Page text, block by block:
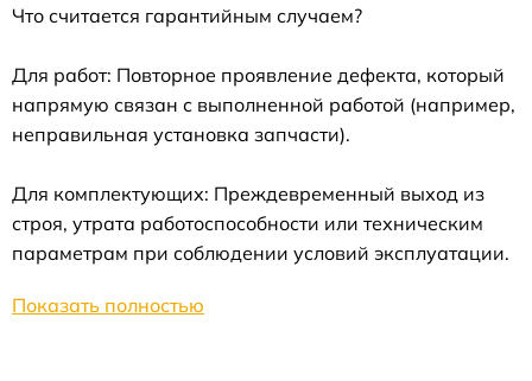
Что считается гарантийным случаем?
Для работ: Повторное проявление дефекта, который
напрямую связан с выполненной работой (например,
неправильная установка запчасти).
Для комплектующих: Преждевременный выход из
строя, утрата работоспособности или техническим
параметрам при соблюдении условий эксплуатации.
Показать полностью